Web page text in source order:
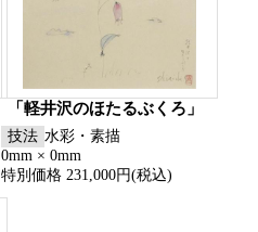
「軽井沢のほたるぶくろ」
技法 水彩・素描
0mm × 0mm
特別価格 231,000円(税込)